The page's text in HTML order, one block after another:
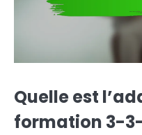
Quelle est
formation 3-